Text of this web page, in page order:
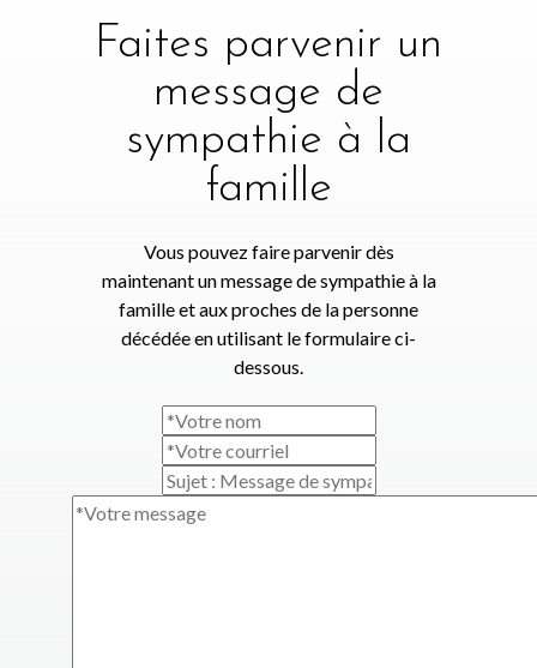
Faites parvenir un
message de
sympathie à la
famille
Vous pouvez faire parvenir dès
maintenant un message de sympathie à la
famille et aux proches de la personne
décédée en utilisant le formulaire ci-
dessous.